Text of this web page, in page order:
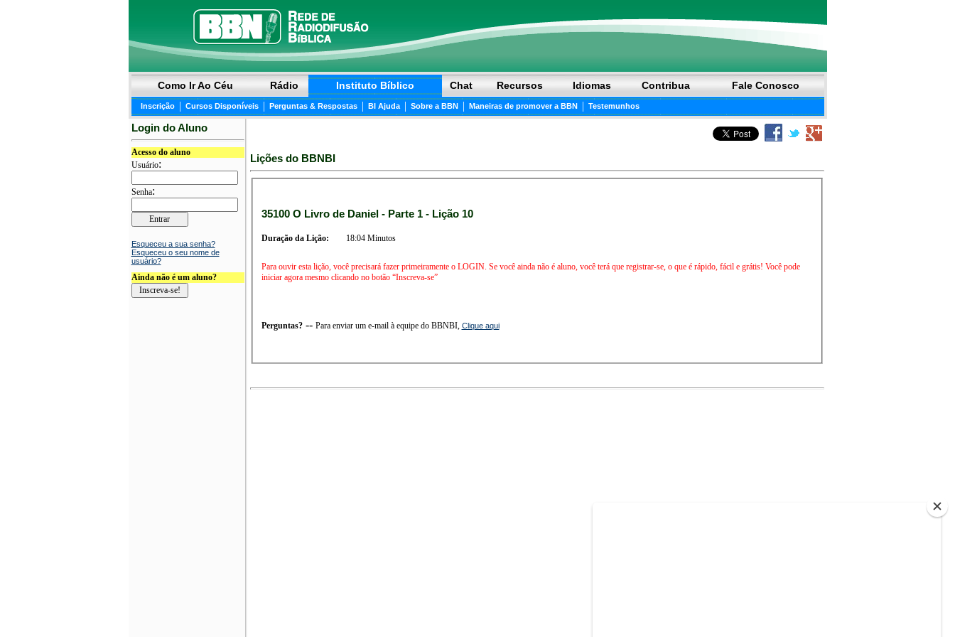
Como Ir Ao Céu Rádio Instituto Bíblico Chat Recursos Idiomas Contribua Fale Conosco
Inscrição | Cursos Disponíveis | Perguntas & Respostas | BI Ajuda | Sobre a BBN | Maneiras de promover a BBN | Testemunhos
Login do Aluno
Acesso do aluno
Usuário:
Senha:
Esqueceu a sua senha?
Esqueceu o seu nome de
usuário?
Ainda não é um aluno?
Lições do BBNBI
35100 O Livro de Daniel - Parte 1 - Lição 10
Duração da Lição: 18:04 Minutos
Para ouvir esta lição, você precisará fazer primeiramente o LOGIN. Se você ainda não é aluno, você terá que registrar-se, o que é rápido, fácil e grátis! Você pode
iniciar agora mesmo clicando no botão “Inscreva-se”
Perguntas?-- Para enviar um e-mail à equipe do BBNBI, Clique aqui